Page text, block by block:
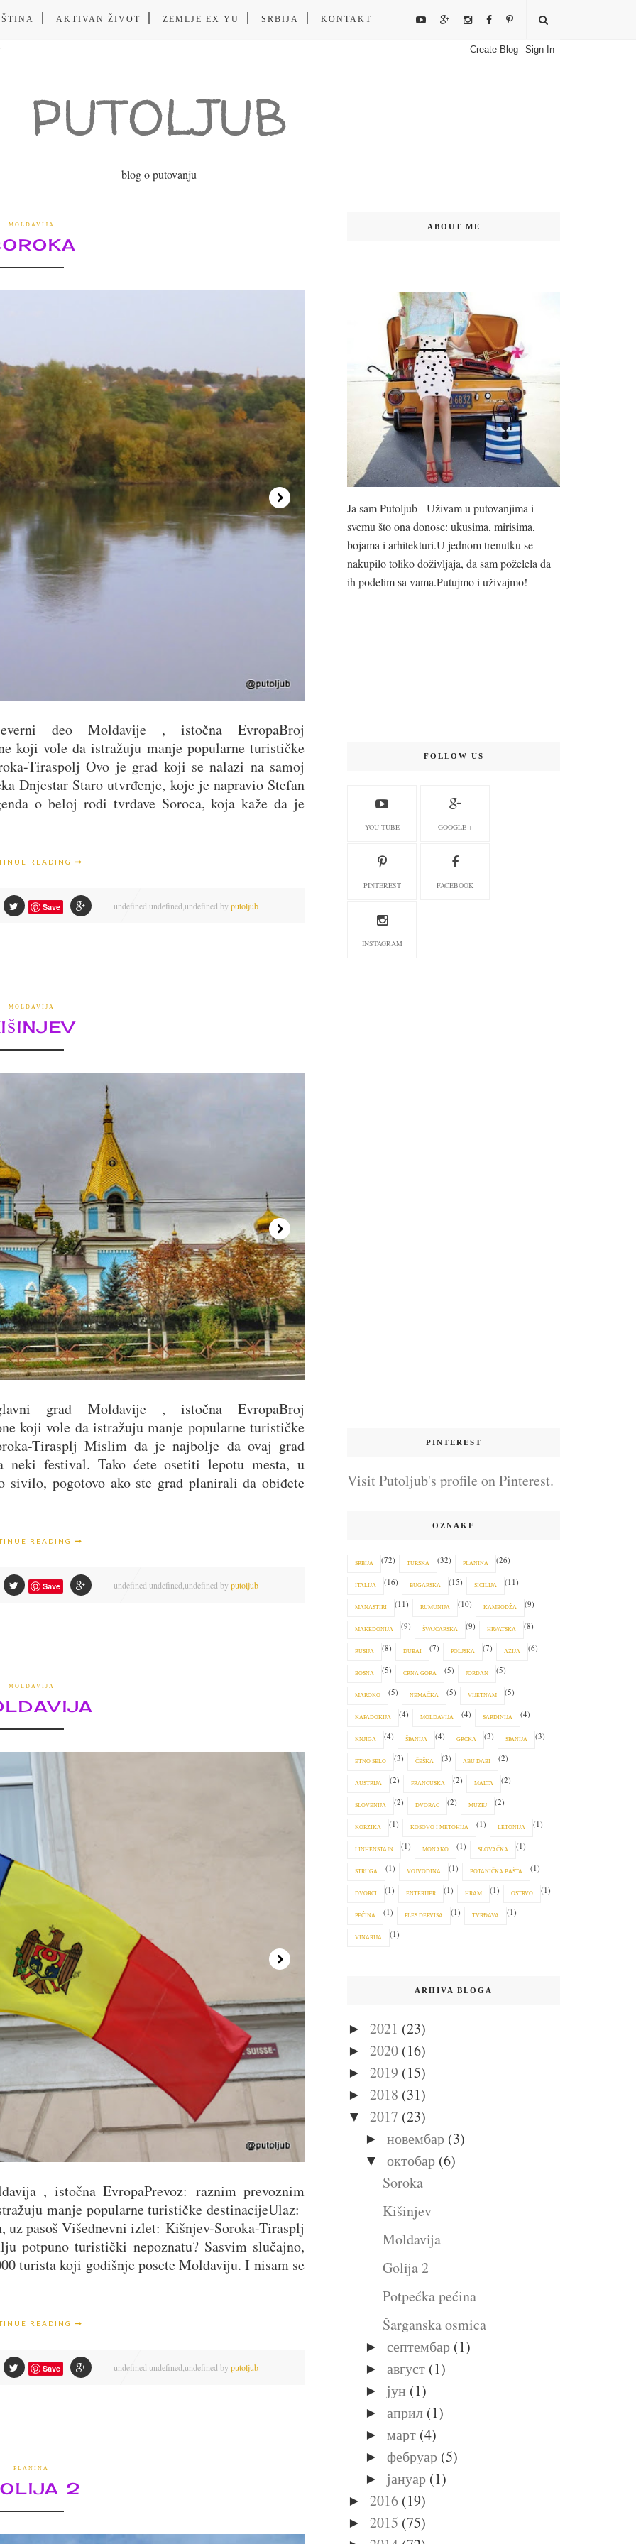
AKTIVAN ŽIVOT ZEMLJE EX YU SRBIJA KONTAKT
PUTOLJUB
blog o putovanju
MOLDAVIJA
deo Moldavije , istočna EvropaBroj
koji vole da istražuju manje popularne turističke
Tiraspolj Ovo je grad koji se nalazi na samoj
Dnjestar Staro utvrđenje, koje je napravio Stefan
o beloj rodi tvrđave Soroca, koja kaže da je
READING
Save undefined undefined, undefined byputoljub
MOLDAVIJA
grad Moldavije , istočna EvropaBroj
koji vole da istražuju manje popularne turističke
Tirasplj Mislim da je najbolje da ovaj grad
neki festival. Tako ćete osetiti lepotu mesta, u
sivilo, pogotovo ako ste grad planirali da obiđete
READING
Save undefined undefined, undefined byputoljub
MOLDAVIJA
, istočna EvropaPrevoz: raznim prevoznim
manje popularne turističke destinacijeUlaz:
uz pasoš Višednevni izlet: Kišnjev-Soroka-Tirasplj
potpuno turistički nepoznatu? Sasvim slučajno,
turista koji godišnje posete Moldaviju. I nisam se
READING
Save undefined undefined, undefined byputoljub
PLANINA
2
ABOUT ME
Ja sam Putoljub - Uživam u putovanjima i
svemu što ona donose: ukusima, mirisima,
bojama i arhitekturi.U jednom trenutku se
nakupilo toliko doživljaja, da sam poželela da
ih podelim sa vama.Putujmo i uživajmo!
FOLLOW US
YOU TUBE GOOGLE +
PINTEREST FACEBOOK
INSTAGRAM
PINTEREST
Visit Putoljub's profile on Pinterest.
OZNAKE
SRBIJA (72) TURSKA (32) PLANINA (26)
ITALIJA (16) BUGARSKA (15) SICILIJA (11)
MANASTIRI (11) RUMUNIJA (10) KAMBODŽA (9)
MAKEDONIJA (9) ŠVAJCARSKA (9) HRVATSKA (8)
RUSIJA (8) DUBAI (7) POLJSKA (7) AZIJA (6)
BOSNA (5) CRNA GORA (5) JORDAN (5)
MAROKO (5) NEMAČKA (5) VIJETNAM (5)
KAPADOKIJA (4) MOLDAVIJA (4) SARDINIJA (4)
KNJIGA (4) ŠPANIJA (4) GRCKA (3) SPANIJA (3)
ETNO SELO (3) ČEŠKA (3) ABU DABI (2)
AUSTRIJA (2) FRANCUSKA (2) MALTA (2)
SLOVENIJA (2) DVORAC (2) MUZEJ (2)
KORZIKA (1) KOSOVO I METOHIJA (1) LETONIJA (1)
LINHENSTAJN (1) MONAKO (1) SLOVAČKA (1)
STRUGA (1) VOJVODINA (1) BOTANIČKA BAŠTA (1)
DVORCI (1) ENTERIJER (1) HRAM (1) OSTRVO (1)
PEĆINA (1) PLES DERVISA (1) TVRĐAVA (1)
VINARIJA (1)
ARHIVA BLOGA
► 2021 (23)
► 2020 (16)
► 2019 (15)
► 2018 (31)
▼ 2017 (23)
► новембар (3)
▼ октобар (6)
Soroka
Kišinjev
Moldavija
Golija 2
Potpećka pećina
Šarganska osmica
► септембар (1)
► август (1)
► јун (1)
► април (1)
► март (4)
► фебруар (5)
► јануар (1)
► 2016 (19)
► 2015 (75)